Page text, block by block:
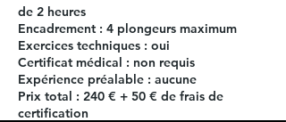
de 2 heures
Encadrement : 4 plongeurs maximum
Exercices techniques : oui
Certificat médical : non requis
Expérience préalable : aucune
Prix total : 240 € + 50 € de frais de
certification